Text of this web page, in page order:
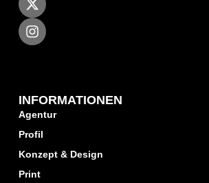
INFORMATIONEN
Agentur
Profil
Konzept & Design
Print